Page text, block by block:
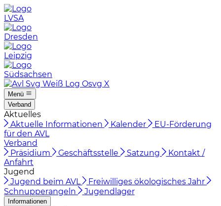
LVSA
Dresden
Leipzig
Südsachsen
Menü
Verband
Aktuelles
Aktuelle Informationen
Kalender EU-Förderung
für den AVL
Verband
Präsidium
Geschäftsstelle Satzung
Kontakt /
Anfahrt
Jugend
Jugend beim AVL
Freiwilliges ökologisches Jahr
Schnupperangeln
Jugendlager
Informationen